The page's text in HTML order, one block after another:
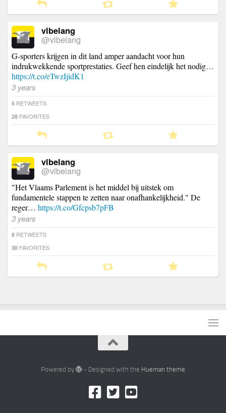
vlbelang
@vlbelang
G-sporters krijgen in dit land amper aandacht voor hun
indrukwekkende sportprestaties. Geef hen eindelijk het nodig…
https://t.co/eTwzIjidK1
3 years
5 RETWEETS
28 FAVORITES
vlbelang
@vlbelang
"Het Vlaams Parlement is het middel bij uitstek om
fundamentele stappen te zetten naar onafhankelijkheid." De
reger… https://t.co/Gfcpsb7pFB
3 years
8 RETWEETS
30 FAVORITES
Powered by - Designed with the Hueman theme